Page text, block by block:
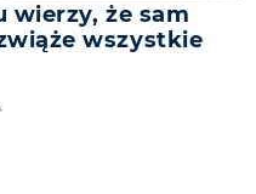
wierzy, że sam
wszystkie